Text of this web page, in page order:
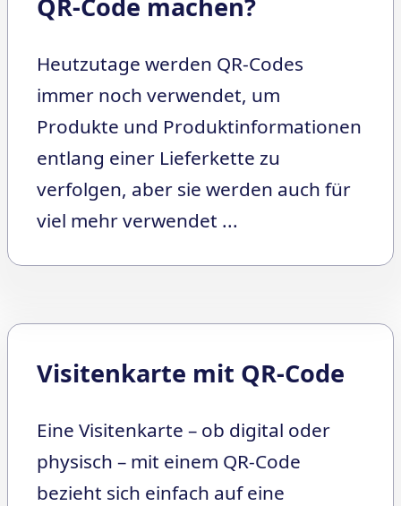
QR-Code machen?
Heutzutage werden QR-Codes
immer noch verwendet, um
Produkte und Produktinformationen
entlang einer Lieferkette zu
verfolgen, aber sie werden auch für
viel mehr verwendet ...
Visitenkarte mit QR-Code
Eine Visitenkarte – ob digital oder
physisch – mit einem QR-Code
bezieht sich einfach auf eine